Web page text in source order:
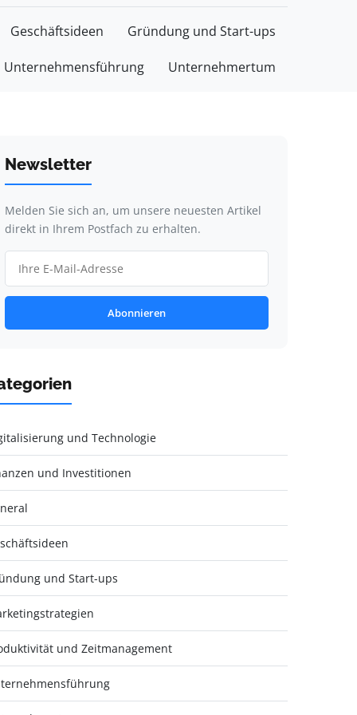
Geschäftsideen Gründung und Start-ups
Unternehmensführung Unternehmertum
Newsletter
Melden Sie sich an, um unsere neuesten Artikel
direkt in Ihrem Postfach zu erhalten.
Abonnieren
und Technologie
und Investitionen
und Start-ups
und Zeitmanagement